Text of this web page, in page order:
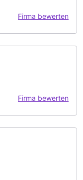
Firma bewerten
Firma bewerten